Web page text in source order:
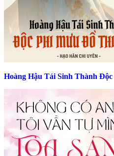
Hoàng Hậu Tái Sinh Thành